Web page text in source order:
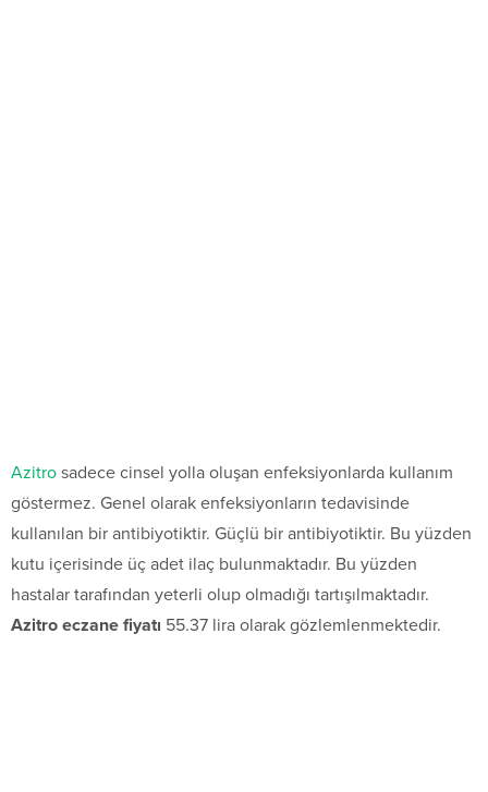
Azitro sadece cinsel yolla oluşan enfeksiyonlarda kullanım
göstermez. Genel olarak enfeksiyonların tedavisinde
kullanılan bir antibiyotiktir. Güçlü bir antibiyotiktir. Bu yüzden
kutu içerisinde üç adet ilaç bulunmaktadır. Bu yüzden
hastalar tarafından yeterli olup olmadığı tartışılmaktadır.
Azitro eczane fiyatı 55.37 lira olarak gözlemlenmektedir.